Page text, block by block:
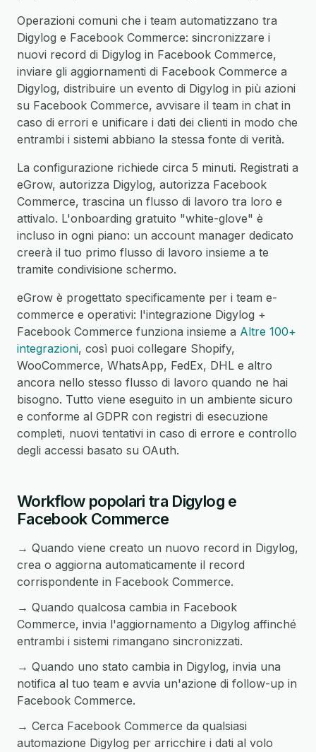
Operazioni comuni che i team automatizzano tra
Digylog e Facebook Commerce: sincronizzare i
nuovi record di Digylog in Facebook Commerce,
inviare gli aggiornamenti di Facebook Commerce a
Digylog, distribuire un evento di Digylog in più azioni
su Facebook Commerce, avvisare il team in chat in
caso di errori e unificare i dati dei clienti in modo che
entrambi i sistemi abbiano la stessa fonte di verità.
La configurazione richiede circa 5 minuti. Registrati a
eGrow, autorizza Digylog, autorizza Facebook
Commerce, trascina un flusso di lavoro tra loro e
attivalo. L'onboarding gratuito "white-glove" è
incluso in ogni piano: un account manager dedicato
creerà il tuo primo flusso di lavoro insieme a te
tramite condivisione schermo.
eGrow è progettato specificamente per i team e-
commerce e operativi: l'integrazione Digylog +
Facebook Commerce funziona insieme a Altre 100+
integrazioni, così puoi collegare Shopify,
WooCommerce, WhatsApp, FedEx, DHL e altro
ancora nello stesso flusso di lavoro quando ne hai
bisogno. Tutto viene eseguito in un ambiente sicuro
e conforme al GDPR con registri di esecuzione
completi, nuovi tentativi in caso di errore e controllo
degli accessi basato su OAuth.
Workflow popolari tra Digylog e
Facebook Commerce
→ Quando viene creato un nuovo record in Digylog,
crea o aggiorna automaticamente il record
corrispondente in Facebook Commerce.
→ Quando qualcosa cambia in Facebook
Commerce, invia l'aggiornamento a Digylog affinché
entrambi i sistemi rimangano sincronizzati.
→ Quando uno stato cambia in Digylog, invia una
notifica al tuo team e avvia un'azione di follow-up in
Facebook Commerce.
→ Cerca Facebook Commerce da qualsiasi
automazione Digylog per arricchire i dati al volo